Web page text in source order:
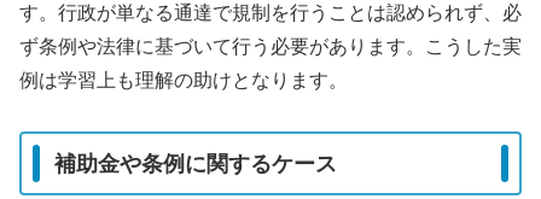
す。行政が単なる通達で規制を行うことは認められず、必
ず条例や法律に基づいて行う必要があります。こうした実
例は学習上も理解の助けとなります。
補助金や条例に関するケース